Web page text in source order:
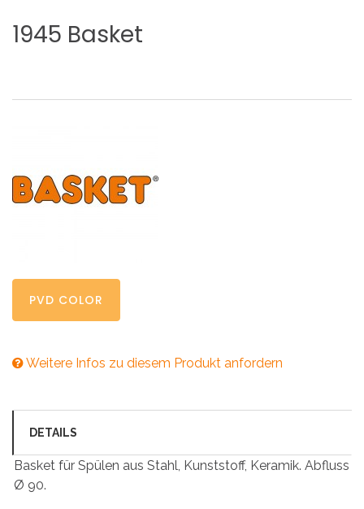
1945 Basket
PVD COLOR
Weitere Infos zu diesem Produkt anfordern
DETAILS
Basket für Spülen aus Stahl, Kunststoff, Keramik. Abfluss
Ø 90.